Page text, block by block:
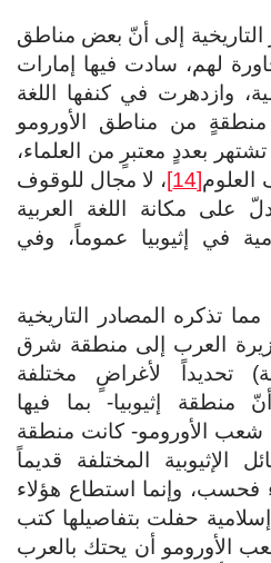
إلى أنّ بعض مناطق
لهم، سادت فيها إمارات
وازدهرت في كنفها اللغة
من مناطق الأورومو
بعددٍ معتبرٍ من العلماء،
[14]
، لا مجال للوقوف
على مكانة اللغة العربية
في إثيوبيا عموماً، وفي
تذكره المصادر التاريخية
العرب إلى منطقة شرق
تحديداً لأغراضٍ مختلفة
منطقة إثيوبيا- بما فيها
شعب الأورومو- كانت منطقة
الإثيوبية المختلفة قديماً
فحسب، وإنما استطاع هؤلاء
حفلت بتفاصيلها كتب
الأورومو أن يحتك بالعرب